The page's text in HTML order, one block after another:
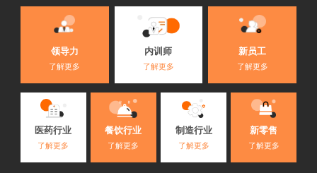
领导力
了解更多
内训师
了解更多
新员工
了解更多
医药行业
了解更多
餐饮行业
了解更多
制造行业
了解更多
新零售
了解更多